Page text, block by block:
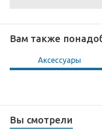
Вам также
Аксессуары
Вы смотрели